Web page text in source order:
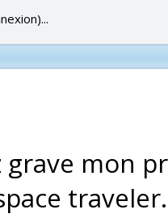
grave mon